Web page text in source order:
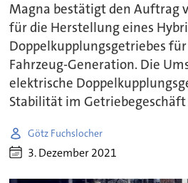
Magna bestätigt den Auftrag
für die Herstellung eines
Doppelkupplungsgetriebes
Fahrzeug-Generation. Die
elektrische
Stabilität im Getriebegeschäft
Götz Fuchslocher
3. Dezember 2021